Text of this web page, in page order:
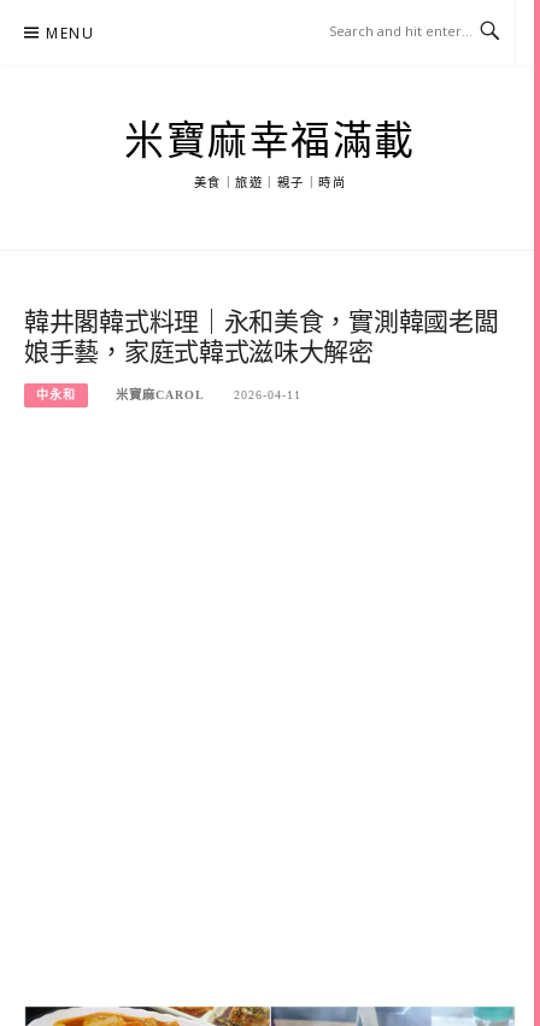
MENU
米寶麻幸福滿載
美食｜旅遊｜親子｜時尚
韓井閣韓式料理｜永和美食，實測韓國老闆
娘手藝，家庭式韓式滋味大解密
中永和 米寶麻CAROL 2026-04-11